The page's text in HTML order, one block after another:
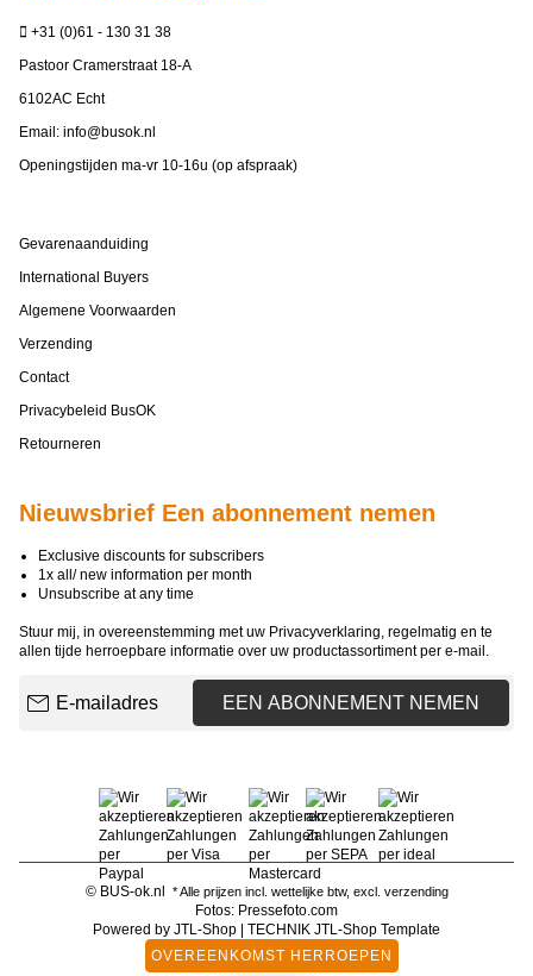
+31 (0)61 - 130 31 38
Pastoor Cramerstraat 18-A
6102AC Echt
Email: info@busok.nl
Openingstijden ma-vr 10-16u (op afspraak)
Gevarenaanduiding
International Buyers
Algemene Voorwaarden
Verzending
Contact
Privacybeleid BusOK
Retourneren
Nieuwsbrief Een abonnement nemen
Exclusive discounts for subscribers
1x all/ new information per month
Unsubscribe at any time
Stuur mij, in overeenstemming met uw Privacyverklaring, regelmatig en te
allen tijde herroepbare informatie over uw productassortiment per e-mail.
EEN ABONNEMENT NEMEN
© BUS-ok.nl * Alle prijzen incl. wettelijke btw, excl. verzending
Fotos: Pressefoto.com
Powered by JTL-Shop
TECHNIK JTL-Shop Template
OVEREENKOMST HERROEPEN